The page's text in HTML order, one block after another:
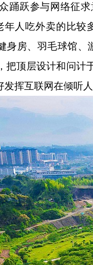
踊跃参与网络征
人吃外卖的比
身房、羽毛球馆
把顶层设计和问
挥互联网在倾听